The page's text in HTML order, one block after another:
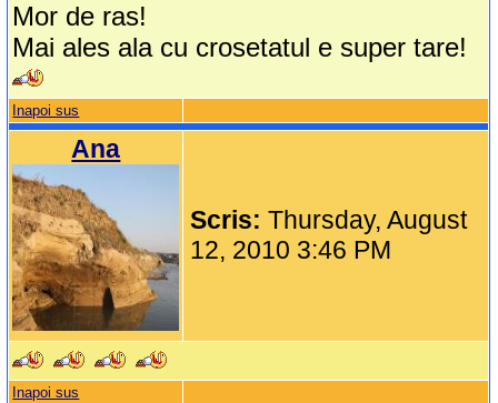
Mor de ras!
Mai ales ala cu crosetatul e super tare!
Inapoi sus
Ana
Scris:Thursday, August
12, 2010 3:46 PM
Inapoi sus